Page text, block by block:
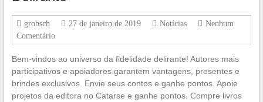
grobsch 27 de janeiro de 2019 Notícias
Nenhum
Comentário
Bem-vindos ao universo da fidelidade delirante! Autores mais
participativos e apoiadores garantem vantagens, presentes e
brindes exclusivos. Envie seus contos e ganhe pontos. Apoie
projetos da editora no Catarse e ganhe pontos. Compre livros